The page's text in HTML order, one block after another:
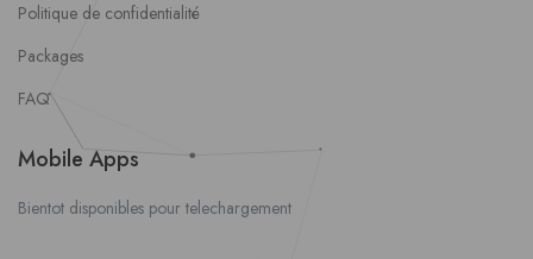
Politique de confidentialité
Packages
FAQ
Mobile Apps
Bientot disponibles pour telechargement